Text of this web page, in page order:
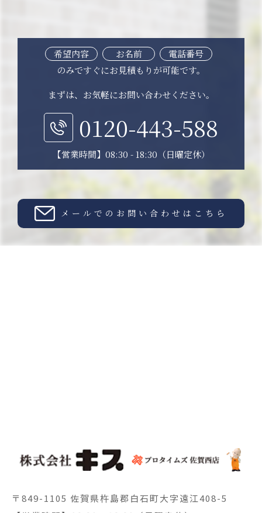
希望内容 お名前
電話番号
のみですぐにお見積もりが可能です。
まずは、お気軽にお問い合わせください。
0120-443-588
【営業時間】08:30 - 18:30（日曜定休）
メールでのお問い合わせはこちら
〒849-1105 佐賀県杵島郡白石町大字遠江408-5